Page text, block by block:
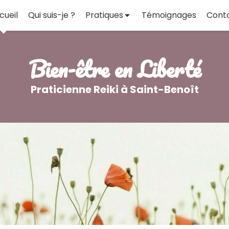
Qui suis-je ? Pratiques Témoignages
Bien-être en Liberté
Praticienne Reiki à Saint-Benoît